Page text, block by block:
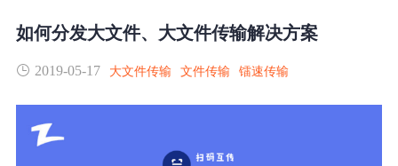
SDK传输应用集成
镭速FTP加速
跨国数据传输
数据同步
新闻动态
生态合作
如何分发大文件、大文件传输解决方案
2019-05-17 大文件传输 文件传输 镭速传输